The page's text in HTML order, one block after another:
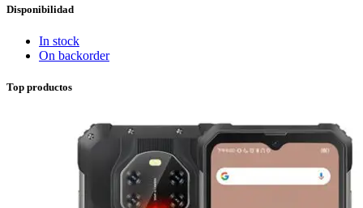
Disponibilidad
In stock
On backorder
Top productos